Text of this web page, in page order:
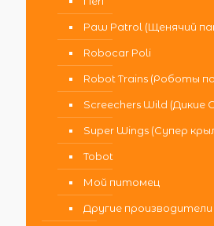
Paw Patrol (Щенячий
Robocar Poli
Robot Trains (Роботы
Screechers Wild (Дикие
Super Wings (Супер
Tobot
Мой питомец
Другие производители